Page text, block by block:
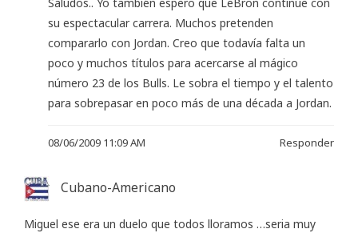
su espectacular carrera. Muchos pretenden
compararlo con Jordan. Creo que todavía falta un
poco y muchos títulos para acercarse al mágico
número 23 de los Bulls. Le sobra el tiempo y el talento
para sobrepasar en poco más de una década a Jordan.
08/06/2009 11:09 AM Responder
Cubano-Americano
Miguel ese era un duelo que todos lloramos …seria muy